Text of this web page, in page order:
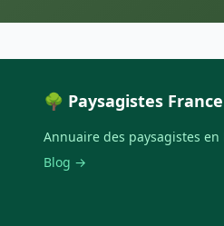
🌳 Paysagistes France
Annuaire des paysagistes en
Blog →